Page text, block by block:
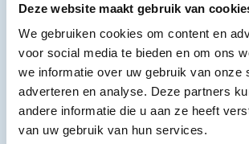
Deze website maakt gebruik van
We gebruiken cookies om content en
voor social media te bieden en om ons
we informatie over uw gebruik van
adverteren en analyse. Deze partners
andere informatie die u aan ze heeft
van uw gebruik van hun services.
€5,72 – 11,99